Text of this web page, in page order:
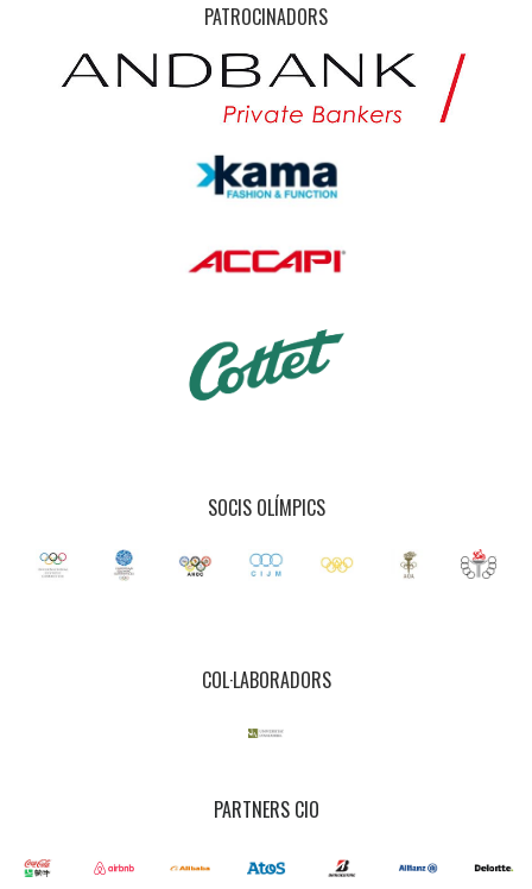
PATROCINADORS
SOCIS OLÍMPICS
COL·LABORADORS
PARTNERS CIO